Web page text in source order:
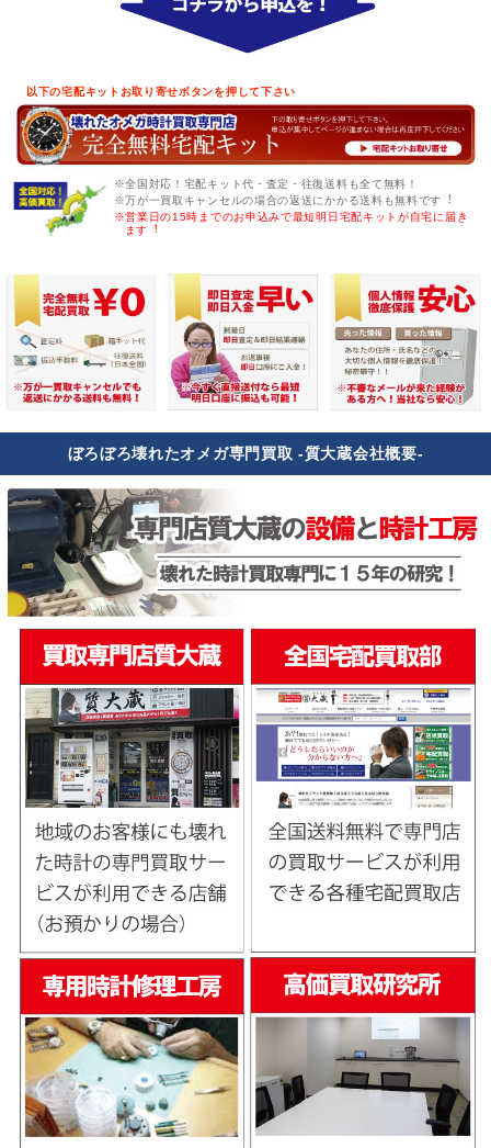
以下の宅配キットお取り寄せボタンを押して下さい
※全国対応！宅配キット代・査定・往復送料も全て無料！
※万が一買取キャンセルの場合の返送にかかる送料も無料です︕
※営業日の15時までのお申込みで最短明日宅配キットが自宅に届き
ます︕
ぼろぼろ壊れたオメガ専門買取 -質大蔵会社概要-